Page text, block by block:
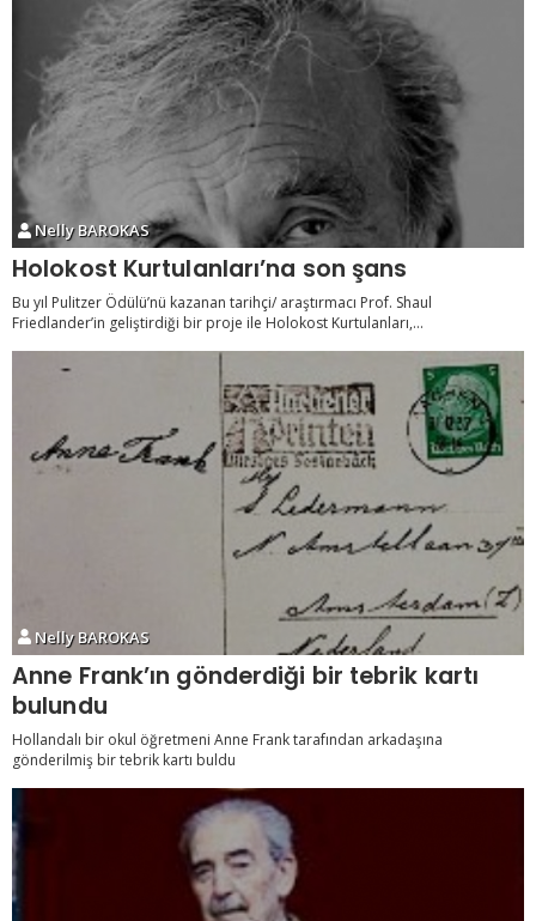
Nelly BAROKAS
Holokost Kurtulanları’na son şans
Bu yıl Pulitzer Ödülü’nü kazanan tarihçi/ araştırmacı Prof. Shaul
Friedlander’in geliştirdiği bir proje ile Holokost Kurtulanları,...
Nelly BAROKAS
Anne Frank’ın gönderdiği bir tebrik kartı
bulundu
Hollandalı bir okul öğretmeni Anne Frank tarafından arkadaşına
gönderilmiş bir tebrik kartı buldu